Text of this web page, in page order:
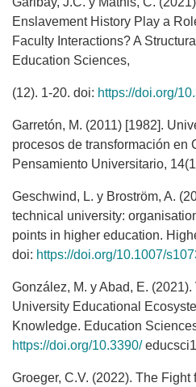
Enslavement History Play a
Faculty Interactions? A
Education Sciences,
(12). 1-20. doi: https://doi.org/
Garretón, M. (2011) [1982].
procesos de transformación en
Pensamiento Universitario,
Geschwind, L. y Broström, A.
technical university:
points in higher education.
doi: https://doi.org/10.1007/
González, M. y Abad, E.
University Educational
Knowledge. Education
https://doi.org/10.3390/
Groeger, C.V. (2022). The